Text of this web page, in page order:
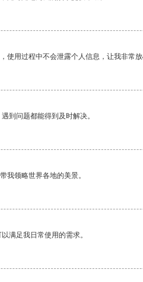
使用过程中不会泄露个人信息，让我非常
到问题都能得到及时解决。
我领略世界各地的美景。
满足我日常使用的需求。